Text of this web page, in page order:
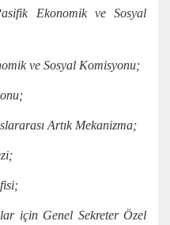
Ekonomik ve Sosyal
ve Sosyal Komisyonu;
Artık Mekanizma;
için Genel Sekreter Özel